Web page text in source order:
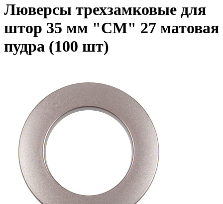
Люверсы трехзамковые для
штор 35 мм "СМ" 27 матовая
пудра (100 шт)